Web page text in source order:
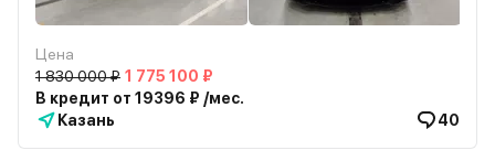
Цена
1 830 000 ₽ 1 775 100 ₽
В кредит от 19396 ₽ /мес.
Казань
40